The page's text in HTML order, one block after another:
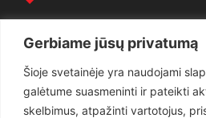
Gerbiame jūsų privatumą
Šioje svetainėje yra naudojami
galėtume suasmeninti ir pateikti
skelbimus, atpažinti vartotojus,
Teisėsauga
Aktualu